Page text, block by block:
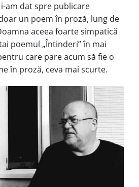
am dat spre publicare
un poem în proză, lung de
aceea foarte simpatică
poemul „Întinderi” în mai
care pare acum să fie o
în proză, ceva mai scurte.